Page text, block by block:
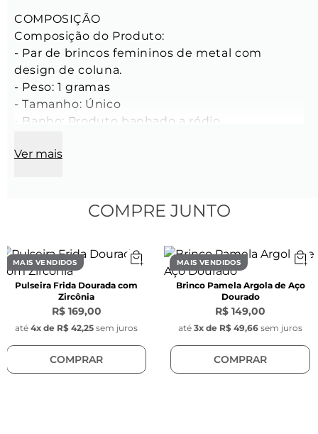
COMPOSIÇÃO
Composição do Produto:
- Par de brincos femininos de metal com
design de coluna.
- Peso: 1 gramas
- Tamanho: Único
- Banho: Produto banhado a ródio
CARACTERÍSTICAS
- Largura da parte superior: 10 mm
- Modelo: Coluna
Ver mais
COMPRE JUNTO
MAIS VENDIDOS
Pulseira Frida Dourada com
Zircônia
R$ 169,00
até 4x de R$ 42,25 sem juros
COMPRAR
MAIS VENDIDOS
Brinco Pamela Argola de Aço
Dourado
R$ 149,00
até 3x de R$ 49,66 sem juros
COMPRAR